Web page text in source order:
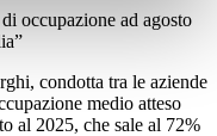
occupazione ad agosto
condotta tra le aziende
medio atteso
al 2025, che sale al 72%